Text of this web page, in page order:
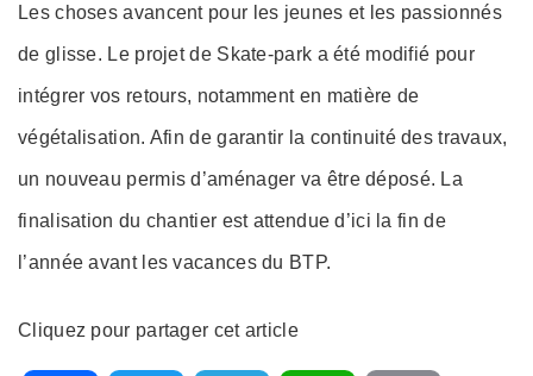
Les choses avancent pour les jeunes et les passionnés
de glisse. Le projet de Skate-park a été modifié pour
intégrer vos retours, notamment en matière de
végétalisation. Afin de garantir la continuité des travaux,
un nouveau permis d’aménager va être déposé. La
finalisation du chantier est attendue d’ici la fin de
l’année avant les vacances du BTP.
Cliquez pour partager cet article